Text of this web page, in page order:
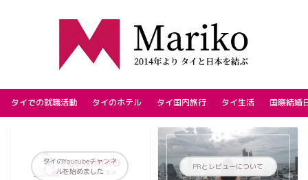
タイでの就職活動 タイのホテル タイ国内旅行 タイ生活 国際結婚
タイのYoutubeチャンネ
ルを始めました
PRとレビューについて